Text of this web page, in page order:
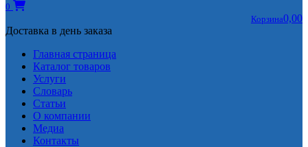
0
Корзина0,00
Доставка в день заказа
Главная страница
Каталог товаров
Услуги
Словарь
Статьи
О компании
Медиа
Контакты